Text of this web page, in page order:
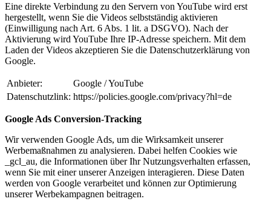
Eine direkte Verbindung zu den Servern von YouTube wird erst
hergestellt, wenn Sie die Videos selbstständig aktivieren
(Einwilligung nach Art. 6 Abs. 1 lit. a DSGVO). Nach der
Aktivierung wird YouTube Ihre IP-Adresse speichern. Mit dem
Laden der Videos akzeptieren Sie die Datenschutzerklärung von
Google.
Anbieter:
Google / YouTube
Datenschutzlink: https://policies.google.com/privacy?hl=de
Google Ads Conversion-Tracking
Wir verwenden Google Ads, um die Wirksamkeit unserer
Werbemaßnahmen zu analysieren. Dabei helfen Cookies wie
_gcl_au, die Informationen über Ihr Nutzungsverhalten erfassen,
wenn Sie mit einer unserer Anzeigen interagieren. Diese Daten
werden von Google verarbeitet und können zur Optimierung
unserer Werbekampagnen beitragen.